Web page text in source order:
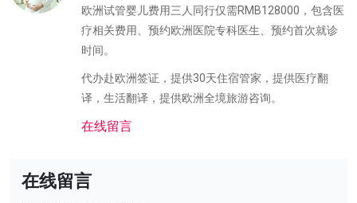
欧洲试管婴儿费用三人同行仅需RMB128000，包含医
疗相关费用、预约欧洲医院专科医生、预约首次就诊
时间。
代办赴欧洲签证，提供30天住宿管家，提供医疗翻
译，生活翻译，提供欧洲全境旅游咨询。
在线留言
在线留言